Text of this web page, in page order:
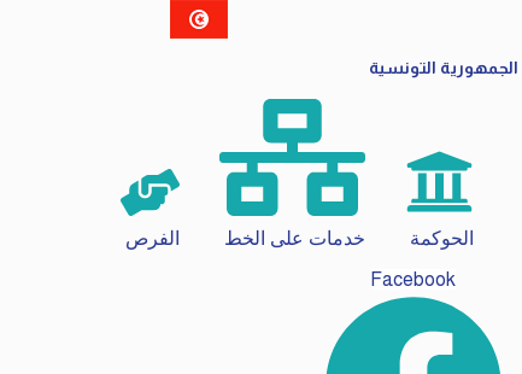
الجمهورية التونسية
الحوكمة خدمات على الخط الفرص
Facebook